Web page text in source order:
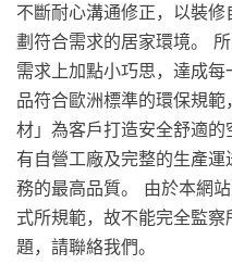
不斷耐心溝通修正，以裝
劃符合需求的居家環境。
需求上加點小巧思，達成
品符合歐洲標準的環保規
材」為客戶打造安全舒適
有自營工廠及完整的生產
務的最高品質。 由於本網
式所規範，故不能完全監
題，請聯絡我們。